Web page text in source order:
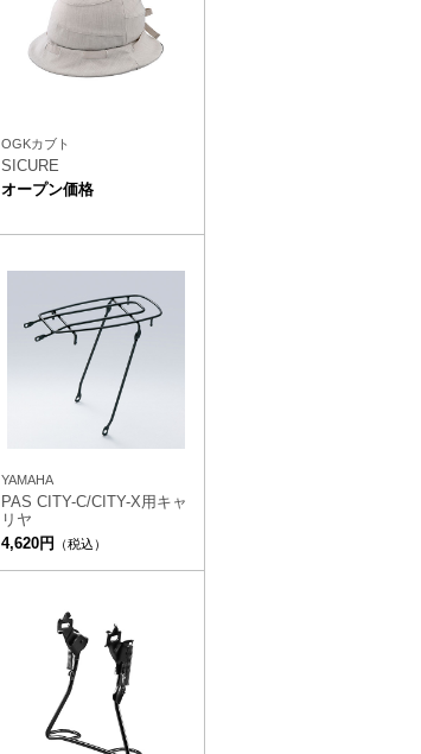
OGKカブト
SICURE
オープン価格
YAMAHA
PAS CITY-C/CITY-X用キャ
リヤ
4,620円
（税込）